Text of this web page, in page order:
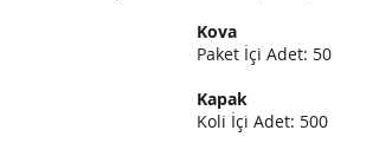
Kova
Paket İçi Adet: 50
Kapak
Koli İçi Adet: 500